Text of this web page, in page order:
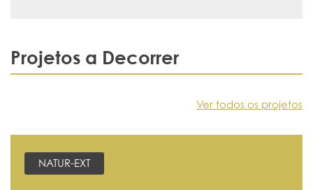
Projetos a Decorrer
Ver todos os projetos
NATUR-EXT